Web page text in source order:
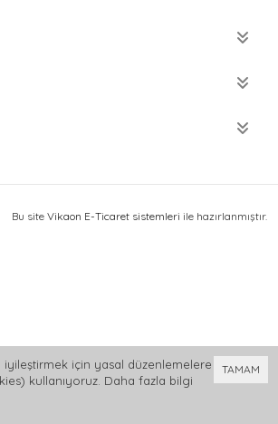
Bu site Vikaon E-Ticaret sistemleri ile hazırlanmıştır.
TAMAM
iyileştirmek için yasal düzenlemelere
kullanıyoruz. Daha fazla bilgi